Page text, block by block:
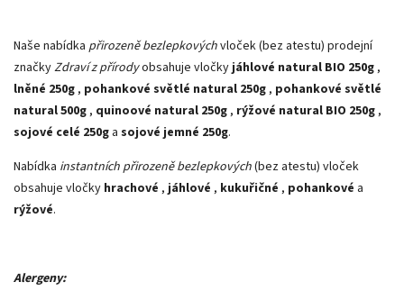
Naše nabídka přirozeně bezlepkovýchvloček (bez atestu) prodejní
značkyZdraví z přírodyobsahuje vločky jáhlové natural BIO 250g ,
lněné 250g , pohankové světlé natural 250g , pohankové světlé
natural 500g , quinoové natural 250g , rýžové natural BIO 250g ,
sojové celé 250g a sojové jemné 250g.
Nabídka instantních přirozeně bezlepkových(bez atestu) vloček
obsahuje vločky hrachové , jáhlové , kukuřičné , pohankové a
rýžové.
Alergeny: